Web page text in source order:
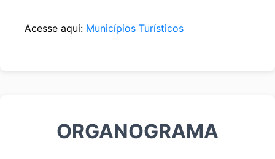
Acesse aqui: Municípios Turísticos
ORGANOGRAMA